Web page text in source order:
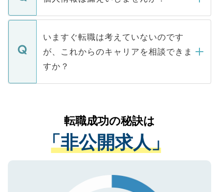
■応募殺到を避けるため 人気のある医療機
関を公にしてしまうと、応募が殺到する場
に、医療機関が求める条件に合った人材の
みを人材紹介会社に依頼するケースが増え
ています。
定を承諾する必要はありません。内定先へ
の辞退の連絡はキャリアパートナーが行い
個人情報が漏えいすることはありませんの
で、ご安心ください。当サイトからの登録
などで収集したご登録者様の個人情報は、
ご本人のキャリアアップおよび転職活動の
支援を目的に使用いたします。お預かりし
ているすべての個人データはご本人の許可
は、個人情報の取り扱いについての厳密な
管理基準を満たした事業者のみに付与され
る、プライバシーマークを取得済みです。
で、機密保持に関してもご安心ください。
いますぐ転職は考えていないのです
が、これからのキャリアを相談できま
すか？
かがいして、現在の医療機関の状況や紹介
経験をまじえながら、適切なアドバイスを
させていただきます。すぐにご転職をされ
ない方には、長期的なサポートが可能です
ので、まずはご登録ください。
転職成功の秘訣は
「非公開求人」